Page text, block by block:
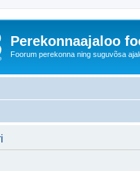
Perekonnaajaloo
Foorum perekonna ning suguvõsa